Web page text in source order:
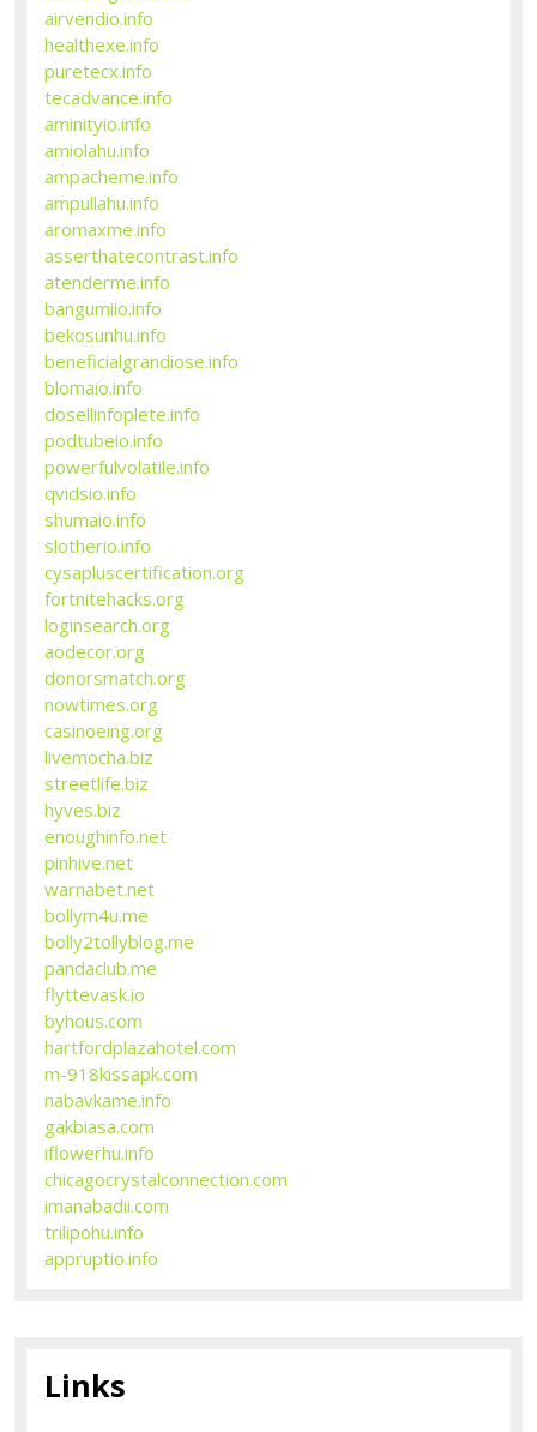
airvendio.info
healthexe.info
puretecx.info
tecadvance.info
aminityio.info
amiolahu.info
ampacheme.info
ampullahu.info
aromaxme.info
asserthatecontrast.info
atenderme.info
bangumiio.info
bekosunhu.info
beneficialgrandiose.info
blomaio.info
dosellinfoplete.info
podtubeio.info
powerfulvolatile.info
qvidsio.info
shumaio.info
slotherio.info
cysapluscertification.org
fortnitehacks.org
loginsearch.org
aodecor.org
donorsmatch.org
nowtimes.org
casinoeing.org
livemocha.biz
streetlife.biz
hyves.biz
enoughinfo.net
pinhive.net
warnabet.net
bollym4u.me
bolly2tollyblog.me
pandaclub.me
flyttevask.io
byhous.com
hartfordplazahotel.com
m-918kissapk.com
nabavkame.info
gakbiasa.com
iflowerhu.info
chicagocrystalconnection.com
imanabadii.com
trilipohu.info
appruptio.info
Links